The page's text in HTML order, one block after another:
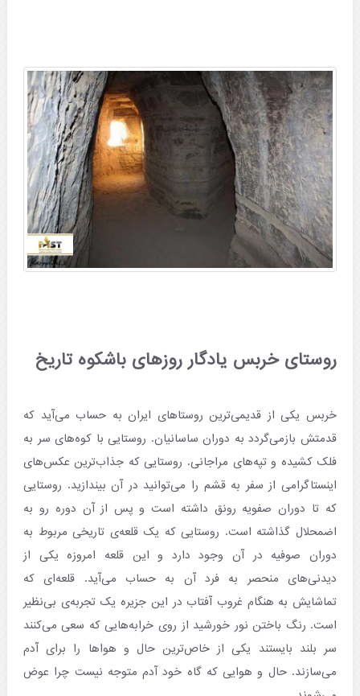
روستای خربس یادگار روزهای باشکوه تاریخ
خربس یکی از قدیمی‌ترین روستاهای ایران به حساب می‌آید که
قدمتش بازمی‌گردد به دوران ساسانیان. روستایی با کوه‌های سر به
فلک کشیده و تپه‌های مراجانی. روستایی که جذاب‌ترین عکس‌های
اینستاگرامی از سفر به قشم را می‌توانید در آن بیندازید. روستایی
که تا دوران صفویه رونق داشته است و پس از آن دوره رو به
اضمحلال گذاشته است. روستایی که یک قلعه‌ی تاریخی مربوط به
دوران صوفیه در آن وجود دارد و این قلعه امروزه یکی از
دیدنی‌های منحصر به فرد آن به حساب می‌آید. قلعه‌ای که
تماشایش به هنگام غروب آفتاب در این جزیره یک تجربه‌ی بی‌نظیر
است. رنگ باختن نور خورشید از روی خرابه‌هایی که سعی می‌کنند
سر بلند بایستند یکی از خاص‌ترین حال و هواها را برای آدم
می‌سازند. حال و هوایی که گاه خود آدم متوجه نیست چرا عوض